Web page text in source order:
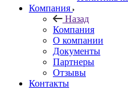
Компания
Назад
Компания
О компании
Документы
Партнеры
Отзывы
Контакты